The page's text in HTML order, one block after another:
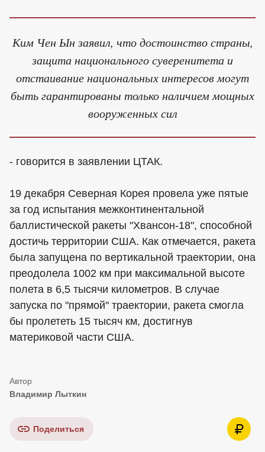
Ким Чен Ын заявил, что достоинство страны,
защита национального суверенитета и
отстаивание национальных интересов могут
быть гарантированы только наличием мощных
вооруженных сил
- говорится в заявлении ЦТАК.
19 декабря Северная Корея провела уже пятые
за год испытания межконтинентальной
баллистической ракеты "Хвансон-18", способной
достичь территории США. Как отмечается, ракета
была запущена по вертикальной траектории, она
преодолела 1002 км при максимальной высоте
полета в 6,5 тысячи километров. В случае
запуска по "прямой" траектории, ракета смогла
бы пролететь 15 тысяч км, достигнув
материковой части США.
Владимир Лыткин
Поделиться